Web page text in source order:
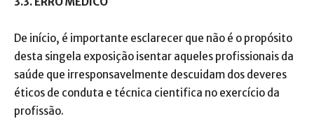
De início, é importante esclarecer que não é o propósito
desta singela exposição isentar aqueles profissionais da
saúde que irresponsavelmente descuidam dos deveres
éticos de conduta e técnica cientifica no exercício da
profissão.